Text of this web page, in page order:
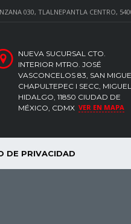
030, TLALNEPANTLA CENTRO,
NUEVA SUCURSAL CTO.
INTERIOR MTRO. JOSÉ
VASCONCELOS 83, SAN
CHAPULTEPEC I SECC, MIGUEL
HIDALGO, 11850 CIUDAD DE
MÉXICO, CDMX VER EN MAPA
DE PRIVACIDAD